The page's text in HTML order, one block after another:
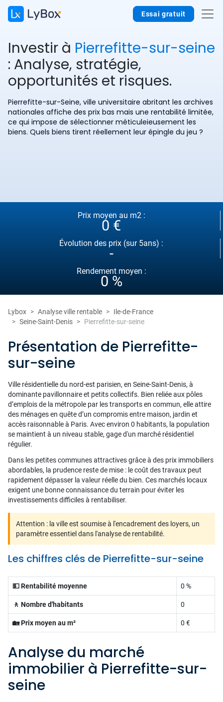
Essai gratuit
Investir à Pierrefitte-sur-seine
: Analyse, stratégie,
opportunités et risques.
Pierrefitte-sur-Seine, ville universitaire abritant les archives
nationales affiche des prix bas mais une rentabilité limitée,
ce qui impose de sélectionner méticuleieusement les
biens. Quels biens tirent réellement leur épingle du jeu ?
Prix moyen au m2 :
0 €
Évolution des prix (sur 5ans) :
-
Rendement moyen :
0 %
Lybox Analyse ville rentable
Ile-de-France
Seine-Saint-Denis
Pierrefitte-sur-seine
Présentation de Pierrefitte-
sur-seine
Ville résidentielle du nord-est parisien, en Seine-Saint-Denis, à
dominante pavillonnaire et petits collectifs. Bien reliée aux pôles
d’emplois de la métropole par les transports en commun, elle attire
des ménages en quête d’un compromis entre maison, jardin et
accès raisonnable à Paris. Avec environ 0 habitants, la population
se maintient à un niveau stable, gage d'un marché résidentiel
régulier.
Dans les petites communes attractives grâce à des prix immobiliers
abordables, la prudence reste de mise : le coût des travaux peut
rapidement dépasser la valeur réelle du bien. Ces marchés locaux
exigent une bonne connaissance du terrain pour éviter les
investissements difficiles à rentabiliser.
Attention : la ville est soumise à l'encadrement des loyers, un
paramètre essentiel dans l'analyse de rentabilité.
Les chiffres clés de Pierrefitte-sur-seine
💵 Rentabilité moyenne 0 %
🚶 Nombre d'habitants 0
🏡 Prix moyen au m² 0 €
Analyse du marché
immobilier à Pierrefitte-sur-
seine